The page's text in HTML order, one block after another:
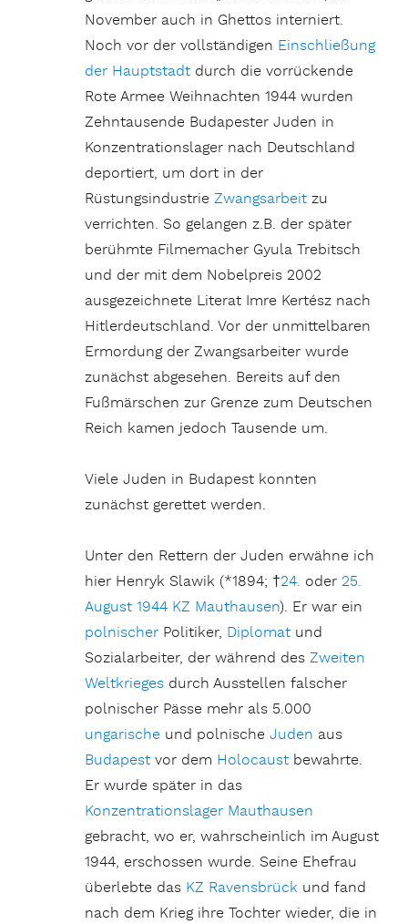
November auch in Ghettos interniert.
Noch vor der vollständigen Einschließung
der Hauptstadt durch die vorrückende
Rote Armee Weihnachten 1944 wurden
Zehntausende Budapester Juden in
Konzentrationslager nach Deutschland
deportiert, um dort in der
RüstungsindustrieZwangsarbeit zu
verrichten. So gelangen z.B. der später
berühmte Filmemacher Gyula Trebitsch
und der mit dem Nobelpreis 2002
ausgezeichnete Literat Imre Kertész nach
Hitlerdeutschland. Vor der unmittelbaren
Ermordung der Zwangsarbeiter wurde
zunächst abgesehen. Bereits auf den
Fußmärschen zur Grenze zum Deutschen
Reich kamen jedoch Tausende um.
Viele Juden in Budapest konnten
zunächst gerettet werden.
Unter den Rettern der Juden erwähne ich
hier Henryk Slawik (*1894; †24. oder 25.
August 1944 KZ Mauthausen). Er war ein
polnischer Politiker, Diplomat und
Sozialarbeiter, der während desZweiten
Weltkrieges durch Ausstellen falscher
polnischer Pässe mehr als 5.000
ungarische und polnischeJuden aus
Budapest vor dem Holocaust bewahrte.
Er wurde später in das
Konzentrationslager Mauthausen
gebracht, wo er, wahrscheinlich im August
1944, erschossen wurde. Seine Ehefrau
überlebte das KZ Ravensbrück und fand
nach dem Krieg ihre Tochter wieder, die in